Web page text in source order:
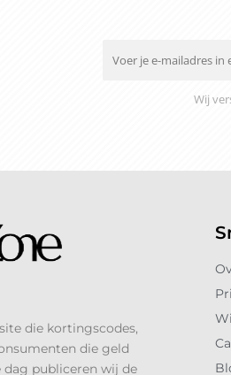
Wij
die kortingscodes,
die geld
dag publiceren wij de